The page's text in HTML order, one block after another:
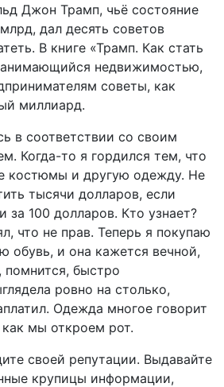
Джон Трамп, чьё состояние
дал десять советов
В книге «Трамп. Как стать
недвижимостью,
советы, как
миллиард.
в соответствии со своим
Когда-то я гордился тем, что
костюмы и другую одежду. Не
тысячи долларов, если
100 долларов. Кто узнает?
что не прав. Теперь я покупаю
обувь, и она кажется вечной,
помнится, быстро
ровно на столько,
Одежда многое говорит
мы откроем рот.
своей репутации. Выдавайте
крупицы информации,